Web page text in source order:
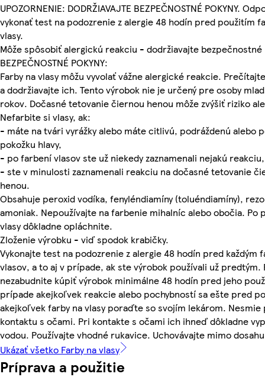
UPOZORNENIE: DODRŽIAVAJTE BEZPEČNOSTNÉ POKYNY.
vykonať test na podozrenie z alergie 48 hodín pred použitím
vlasy.
Môže spôsobiť alergickú reakciu - dodržiavajte bezpečnostné
BEZPEČNOSTNÉ POKYNY:
Farby na vlasy môžu vyvolať vážne alergické reakcie.
a dodržiavajte ich. Tento výrobok nie je určený pre osoby
rokov. Dočasné tetovanie čiernou henou môže zvýšiť riziko
Nefarbite si vlasy, ak:
- máte na tvári vyrážky alebo máte citlivú, podráždenú alebo
pokožku hlavy,
- po farbení vlasov ste už niekedy zaznamenali nejakú reakciu,
- ste v minulosti zaznamenali reakciu na dočasné tetovanie
henou.
Obsahuje peroxid vodíka, fenyléndiamíny (toluéndiamíny),
amoniak. Nepoužívajte na farbenie mihalníc alebo obočia. Po
vlasy dôkladne opláchnite.
Zloženie výrobku - viď spodok krabičky.
Vykonajte test na podozrenie z alergie 48 hodín pred každým
vlasov, a to aj v prípade, ak ste výrobok používali už predtým.
nezabudnite kúpiť výrobok minimálne 48 hodín pred jeho
prípade akejkoľvek reakcie alebo pochybností sa ešte pred
akejkoľvek farby na vlasy poraďte so svojím lekárom.
kontaktu s očami. Pri kontakte s očami ich ihneď dôkladne
vodou. Používajte vhodné rukavice. Uchovávajte mimo
Ukázať všetko Farby na vlasy
Príprava a použitie